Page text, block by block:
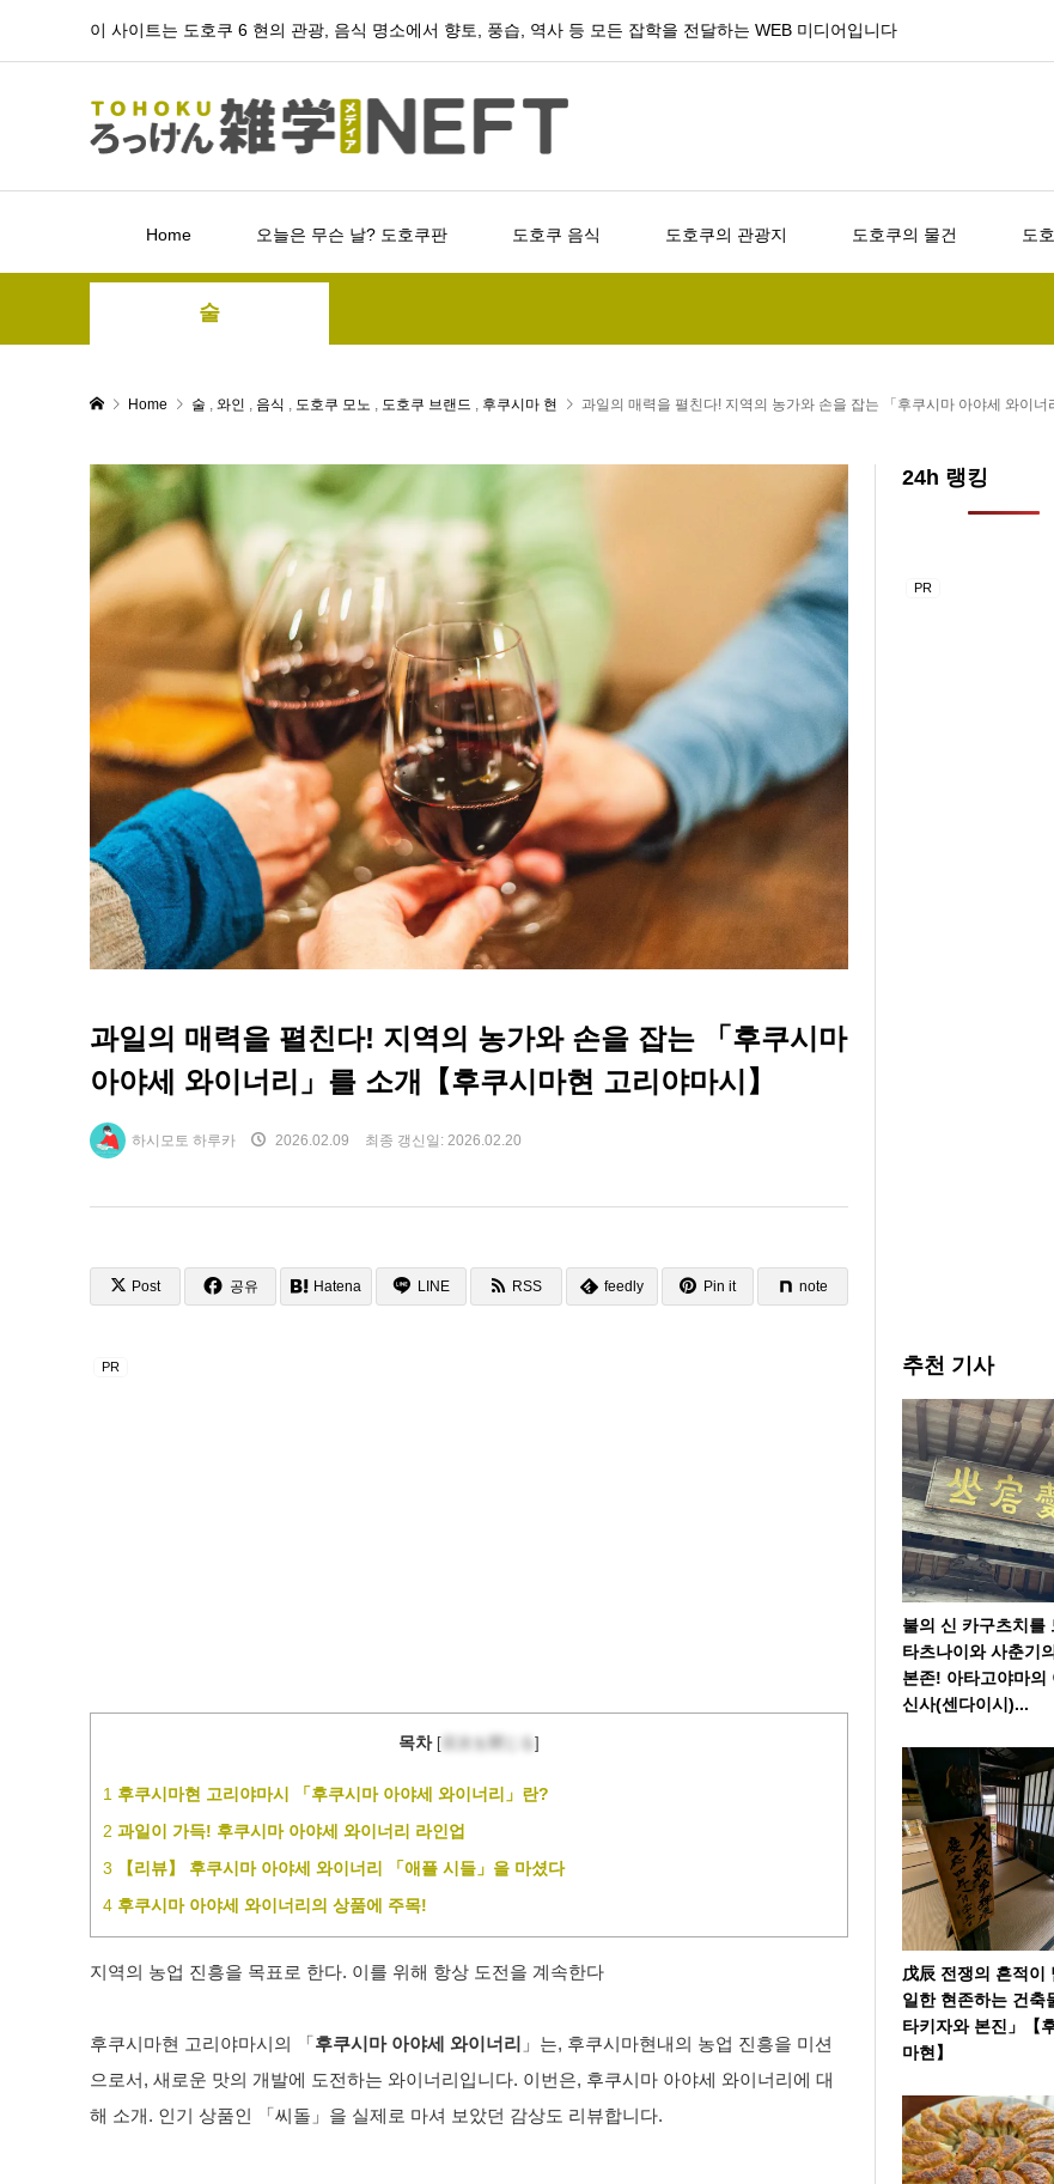
이 사이트는 도호쿠 6 현의 관광, 음식 명소에서 향토, 풍습, 역사 등 모든 잡학을 전달하는 WEB 미디어입니다
Home 오늘은 무슨 날? 도호쿠판 도호쿠 음식 도호쿠의 관광지 도호쿠의 물건 도
술
Home 술 , 와인 , 음식 , 도호쿠 모노 , 도호쿠 브랜드 , 후쿠시마 현 과일의 매력을 펼친다! 지역의 농가와 손을 잡는 「후쿠시마 아야세 와이너
과일의 매력을 펼친다! 지역의 농가와 손을 잡는 「후쿠시마
아야세 와이너리」를 소개【후쿠시마현 고리야마시】
하시모토 하루카 2026.02.09 최종 갱신일: 2026.02.20
Post 공유 Hatena LINE RSS feedly Pin it note
목차 [目次を閉じる ]
1후쿠시마현 고리야마시 「후쿠시마 아야세 와이너리」란?
2 과일이 가득! 후쿠시마 아야세 와이너리 라인업
3 【리뷰】 후쿠시마 아야세 와이너리 「애플 시들」을 마셨다
4후쿠시마 아야세 와이너리의 상품에 주목!
지역의 농업 진흥을 목표로 한다. 이를 위해 항상 도전을 계속한다
후쿠시마현 고리야마시의 「후쿠시마 아야세 와이너리 」는, 후쿠시마현내의 농업 진흥을 미션
으로서, 새로운 맛의 개발에 도전하는 와이너리입니다. 이번은, 후쿠시마 아야세 와이너리에 대
해 소개. 인기 상품인 「씨돌」을 실제로 마셔 보았던 감상도 리뷰합니다.
24h 랭킹
추천 기사
불의 신 카구츠치를
타츠나이와 사춘기
본존! 아타고야마의
신사(센다이시)...
戊辰 전쟁의 흔적이
일한 현존하는 건축
타키자와 본진」【
마현】